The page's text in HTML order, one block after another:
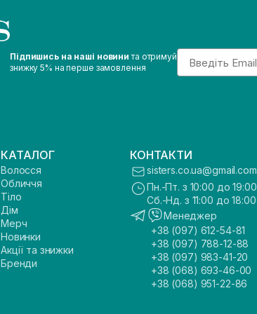
Підпишись на наші новини та отримуй
знижку 5% на перше замовлення
Email
КАТАЛОГ
Волосся
Обличчя
Тіло
Дім
Мерч
Новинки
Акції та знижки
Бренди
КОНТАКТИ
sisters.co.ua@gmail.com
Пн.-Пт. з 10:00 до 19:00
Сб.-Нд. з 11:00 до 18:00
Менеджер
+38 (097) 612-54-81
+38 (097) 788-12-88
+38 (097) 983-41-20
+38 (068) 693-46-00
+38 (068) 951-22-86